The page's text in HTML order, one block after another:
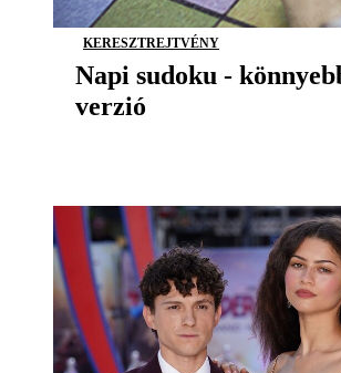
KERESZTREJTVÉNY
Napi sudoku -
verzió